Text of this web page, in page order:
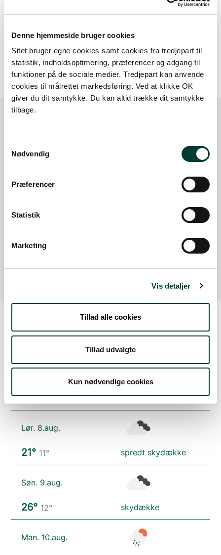
Denne hjemmeside bruger cookies
Sitet bruger egne cookies samt cookies fra tredjepart til
statistik, indholdsoptimering, præferencer og adgang til
funktioner på de sociale medier. Tredjepart kan anvende
cookies til målrettet markedsføring. Ved at klikke OK
giver du dit samtykke. Du kan altid trække dit samtykke
tilbage.
Nødvendig
Præferencer
Statistik
Marketing
Vis detaljer
Tillad alle cookies
Tillad udvalgte
Kun nødvendige cookies
Sådan kommer du dertil
Med offentlig transport
Google Maps
Der er ingen parkeringspladser i umiddelbar nærhed
Vejrudsigt
17°11° spredt skydække
Lør. 8.aug.
21° 11° spredt skydække
Søn. 9.aug.
26° 12° skydække
Man. 10.aug.